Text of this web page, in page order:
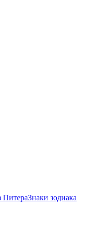
ПитераЗнаки зодиака